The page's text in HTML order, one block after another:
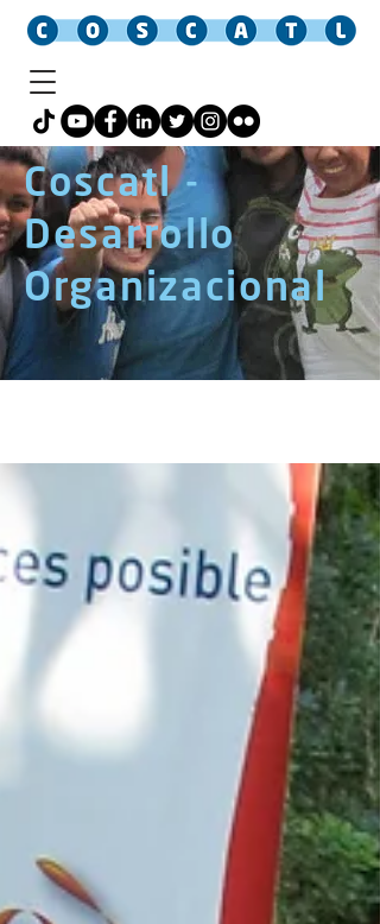
Coscatl -
Desarrollo
Organizacional